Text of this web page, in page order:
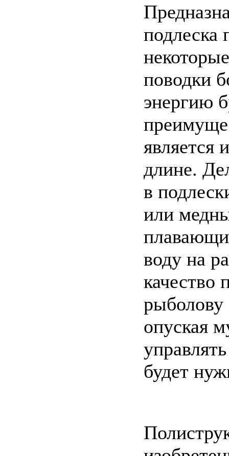
подлеска
поводки
энергию
является
длине.
в
или
воду на
качество
опуская
будет